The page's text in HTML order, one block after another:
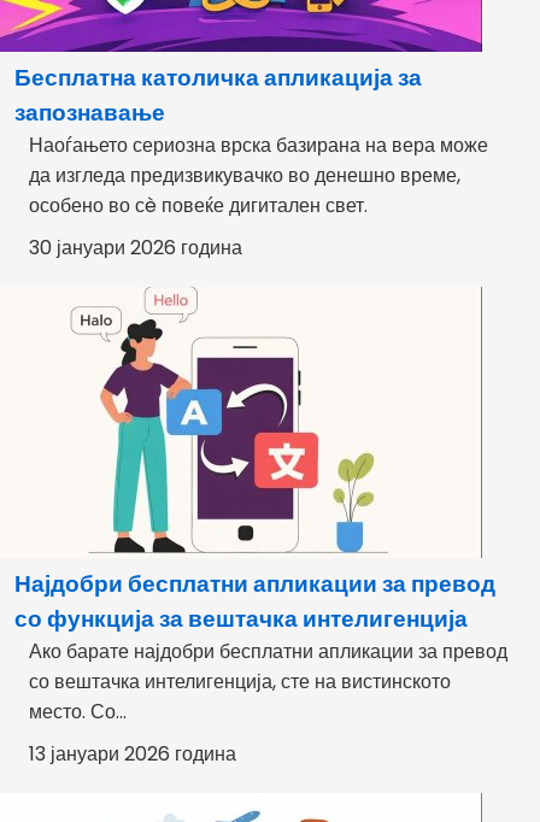
Бесплатна католичка апликација за
запознавање
Наоѓањето сериозна врска базирана на вера може
да изгледа предизвикувачко во денешно време,
особено во сè повеќе дигитален свет.
30 јануари 2026 година
Најдобри бесплатни апликации за превод
со функција за вештачка интелигенција
Ако барате најдобри бесплатни апликации за превод
со вештачка интелигенција, сте на вистинското
место. Со...
13 јануари 2026 година